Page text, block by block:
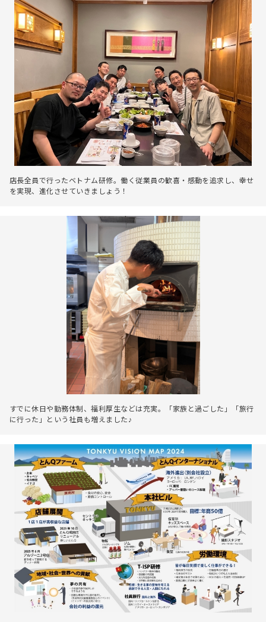
店長全員で行ったベトナム研修。働く従業員の歓喜・感動を追求し、幸せ
を実現、進化させていきましょう！
すでに休日や勤務体制、福利厚生などは充実。「家族と過ごした」「旅行
に行った」という社員も増えました♪